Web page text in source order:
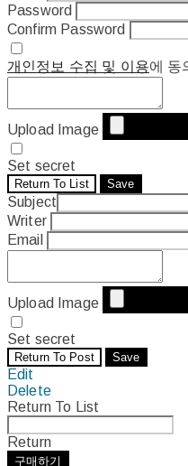
Password
Confirm Password
개인정보 수집 및 이용에 동
Upload Image
Set secret
Return To List Save
Subject
Writer
Email
Upload Image
Set secret
Return To Post Save
Edit
Delete
Return To List
Return
구매하기